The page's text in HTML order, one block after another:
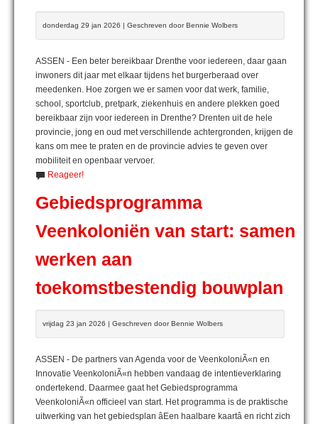
donderdag 29 jan 2026 | Geschreven door Bennie Wolbers
ASSEN - Een beter bereikbaar Drenthe voor iedereen, daar gaan
inwoners dit jaar met elkaar tijdens het burgerberaad over
meedenken. Hoe zorgen we er samen voor dat werk, familie,
school, sportclub, pretpark, ziekenhuis en andere plekken goed
bereikbaar zijn voor iedereen in Drenthe? Drenten uit de hele
provincie, jong en oud met verschillende achtergronden, krijgen de
kans om mee te praten en de provincie advies te geven over
mobiliteit en openbaar vervoer.
Reageer!
Gebiedsprogramma
Veenkoloniën van start: samen
werken aan
toekomstbestendig bouwplan
vrijdag 23 jan 2026 | Geschreven door Bennie Wolbers
ASSEN - De partners van Agenda voor de VeenkoloniÃ«n en
Innovatie VeenkoloniÃ«n hebben vandaag de intentieverklaring
ondertekend. Daarmee gaat het Gebiedsprogramma
VeenkoloniÃ«n officieel van start. Het programma is de praktische
uitwerking van het gebiedsplan âEen haalbare kaartâ en richt zich